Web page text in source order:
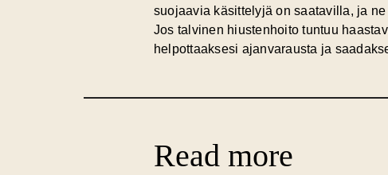
suojaavia käsittelyjä on saatavilla, ja
Jos talvinen hiustenhoito tuntuu
helpottaaksesi ajanvarausta ja
Read more